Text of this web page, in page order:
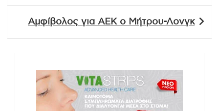
Αμφίβολος για ΑΕΚ ο Μήτρου-Λονγκ